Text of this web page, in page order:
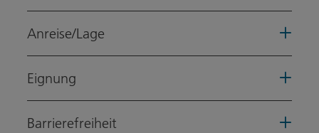
Anreise/Lage
Eignung
Barrierefreiheit